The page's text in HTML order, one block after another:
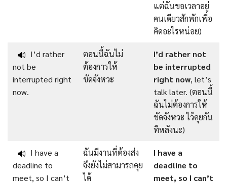
แต่ฉันขอเวลาอยู่
คนเดียวสักพักเพื่อ
คิดอะไรหน่อย)
🔊 I’d rather
not be
interrupted right
now.
ตอนนี้ฉันไม่
ต้องการให้
ขัดจังหวะ
I’d rather not
be interrupted
right now, let’s
talk later. (ตอนนี้
ฉันไม่ต้องการให้
ขัดจังหวะ ไว้คุยกัน
ทีหลังนะ)
🔊 I have a
deadline to
meet, so I can’t
ฉันมีงานที่ต้องส่ง
จึงยังไม่สามารถคุย
ได้
I have a
deadline to
meet, so I can’t